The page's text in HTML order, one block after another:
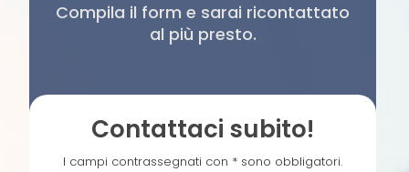
Compila il form e sarai ricontattato
al più presto.
Contattaci subito!
I campi contrassegnati con * sono obbligatori.